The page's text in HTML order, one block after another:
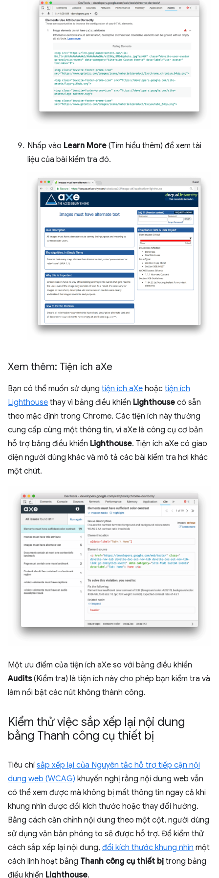
Nhấp vào Learn More (Tìm hiểu thêm) để xem tài
liệu của bài kiểm tra đó.
Xem thêm: Tiện ích aXe
Bạn có thể muốn sử dụng tiện ích aXe hoặc tiện ích
Lighthouse thay vì bảng điều khiển Lighthouse có sẵn
theo mặc định trong Chrome. Các tiện ích này thường
cung cấp cùng một thông tin, vì aXe là công cụ cơ bản
hỗ trợ bảng điều khiển Lighthouse. Tiện ích aXe có giao
diện người dùng khác và mô tả các bài kiểm tra hơi khác
một chút.
Một ưu điểm của tiện ích aXe so với bảng điều khiển
Audits(Kiểm tra) là tiện ích này cho phép bạn kiểm tra và
làm nổi bật các nút không thành công.
Kiểm thử việc sắp xếp lại nội dung
bằng Thanh công cụ thiết bị
Tiêu chí sắp xếp lại của Nguyên tắc hỗ trợ tiếp cận nội
dung web (WCAG) khuyến nghị rằng nội dung web vẫn
có thể xem được mà không bị mất thông tin ngay cả khi
khung nhìn được đổi kích thước hoặc thay đổi hướng.
Bằng cách căn chỉnh nội dung theo một cột, người dùng
sử dụng văn bản phóng to sẽ được hỗ trợ. Để kiểm thử
cách sắp xếp lại nội dung, đổi kích thước khung nhìn một
cách linh hoạt bằng Thanh công cụ thiết bị trong bảng
điều khiển Lighthouse.